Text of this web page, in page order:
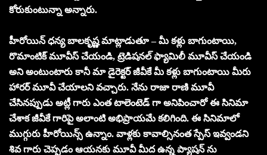
కోరుకుంటున్నా అన్నారు.
హీరోయిన్ ధన్య బాలకృష్ణ మాట్లాడుతూ – మీ కళ్లు బాగుంటాయి,
రొమాంటిక్ మూవీస్ చేయండి, ట్రెడిషనల్ ఫ్యామిలీ మూవీస్ చేయండి
అని అంటుంటారు కానీ మా డైరెక్టర్ జీవీకే మీ కళ్లు బాగుంటాయి మీరు
హారర్ మూవీ చేయాలని వచ్చారు. నేను రాజా రాణి మూవీ
చేసినప్పుడు అట్లీ గారు ఎంత టాలెంటెడ్ గా అనిపించారో ఈ సినిమా
చేశాక జీవీకే గారిపై అలాంటి అభిప్రాయమే కలిగింది. ఈ సినిమాలో
ముగ్గురు హీరోయిన్స్ ఉన్నాం. వాళ్లకు కావాల్సినంత స్పేస్ ఇవ్వండని
శివ గారు చెప్పడం ఆయనకు మూవీ మీద ఉన్న ప్యాషన్ ను